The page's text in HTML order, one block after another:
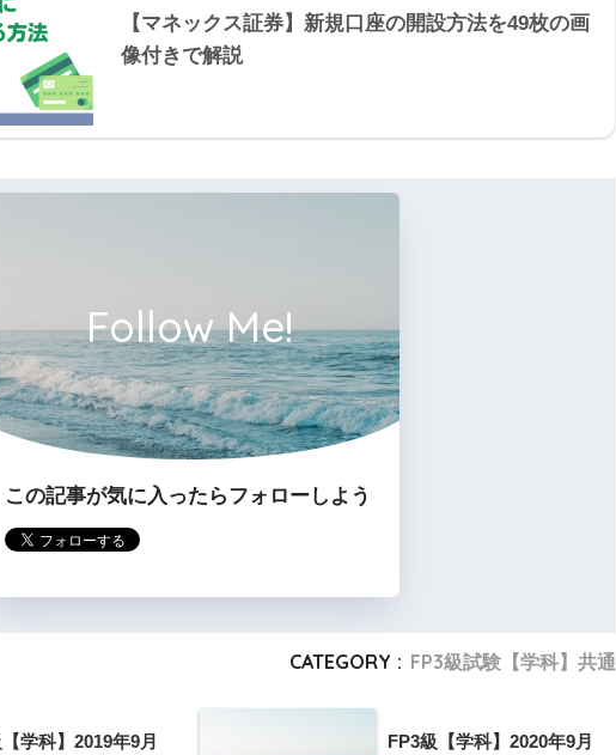
【マネックス証券】新規口座の開設方法を49枚の画
像付きで解説
Follow Me!
この記事が気に入ったらフォローしよう
CATEGORY : FP3級試験【学科】共通
学科】2019年9月
FP3級【学科】2020年9月